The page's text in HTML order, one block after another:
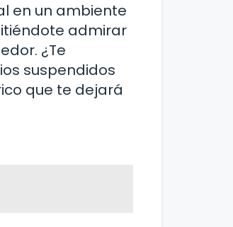
en un ambiente
admirar
¿Te
suspendidos
que te dejará